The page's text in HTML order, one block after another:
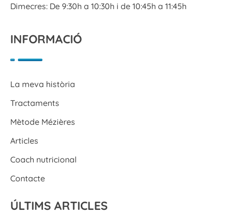
Dimecres: De 9:30h a 10:30h i de 10:45h a 11:45h
INFORMACIÓ
La meva història
Tractaments
Mètode Mézières
Articles
Coach nutricional
Contacte
ÚLTIMS ARTICLES